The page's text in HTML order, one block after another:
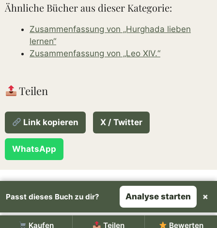
Kaufen Teilen Bewerten
Ähnliche Bücher aus dieser Kategorie:
Zusammenfassung von „Hurghada lieben
lernen“
Zusammenfassung von „Leo XIV.“
Teilen
Link kopieren X / Twitter
WhatsApp
Über den Autor
Rechtliches
YouTube
Spotify
© 2026 Buchplaudereien.de
Passt dieses Buch zu dir? Analyse starten ×